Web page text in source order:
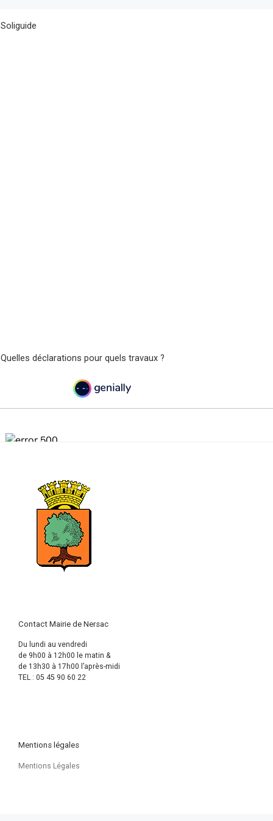
déclarations pour quels travaux ?
Contact Mairie de Nersac
Du lundi au vendredi
de 9h00 à 12h00 le matin &
de 13h30 à 17h00 l’après-midi
TEL : 05 45 90 60 22
Mentions légales
Mentions Légales